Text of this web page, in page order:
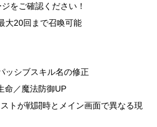
をご確認ください！
大20回まで召喚可能
ッシブスキル名の修正
命／魔法防御UP
トが戦闘時とメイン画面で異なる現